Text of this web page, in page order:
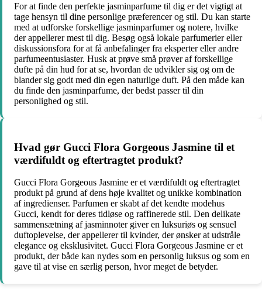
For at finde den perfekte jasminparfume til dig er det vigtigt at
tage hensyn til dine personlige præferencer og stil. Du kan starte
med at udforske forskellige jasminparfumer og notere, hvilke
der appellerer mest til dig. Besøg også lokale parfumerier eller
diskussionsfora for at få anbefalinger fra eksperter eller andre
parfumeentusiaster. Husk at prøve små prøver af forskellige
dufte på din hud for at se, hvordan de udvikler sig og om de
blander sig godt med din egen naturlige duft. På den måde kan
du finde den jasminparfume, der bedst passer til din
personlighed og stil.
Hvad gør Gucci Flora Gorgeous Jasmine til et
værdifuldt og eftertragtet produkt?
Gucci Flora Gorgeous Jasmine er et værdifuldt og eftertragtet
produkt på grund af dens høje kvalitet og unikke kombination
af ingredienser. Parfumen er skabt af det kendte modehus
Gucci, kendt for deres tidløse og raffinerede stil. Den delikate
sammensætning af jasminnoter giver en luksuriøs og sensuel
duftoplevelse, der appellerer til kvinder, der ønsker at udstråle
elegance og eksklusivitet. Gucci Flora Gorgeous Jasmine er et
produkt, der både kan nydes som en personlig luksus og som en
gave til at vise en særlig person, hvor meget de betyder.